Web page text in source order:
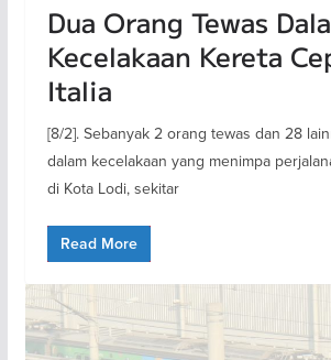
Dua Orang Tewas
Kecelakaan Kereta
Italia
[8/2]. Sebanyak 2 orang tewas dan 28
dalam kecelakaan yang menimpa
di Kota Lodi, sekitar
Read More